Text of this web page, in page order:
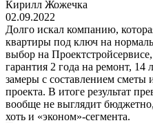
Кирилл Жожечка
02.09.2022
Долго искал компанию,
квартиры под ключ на
выбор на
гарантия 2 года на ремонт,
замеры с составлением сметы
проекта. В итоге результат
вообще не выглядит
хоть и «эконом»-сегмента.